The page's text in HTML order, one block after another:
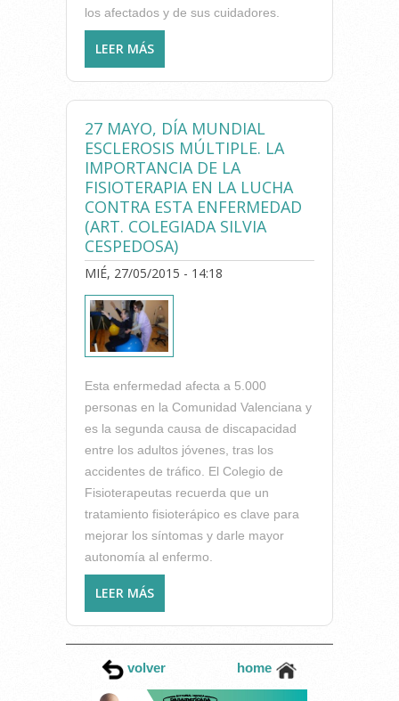
los afectados y de sus cuidadores.
LEER MÁS
DÍA MUNDIAL DEL
ALZHEIMER: EL PAPEL DE LA
COLEGIADO PACO LOZANO)
27 MAYO, DÍA MUNDIAL
ESCLEROSIS MÚLTIPLE. LA
IMPORTANCIA DE LA
FISIOTERAPIA EN LA LUCHA
CONTRA ESTA ENFERMEDAD
(ART. COLEGIADA SILVIA
CESPEDOSA)
MIÉ, 27/05/2015 - 14:18
Esta enfermedad afecta a 5.000
personas en la Comunidad Valenciana y
es la segunda causa de discapacidad
entre los adultos jóvenes, tras los
accidentes de tráfico. El Colegio de
Fisioterapeutas recuerda que un
tratamiento fisioterápico es clave para
mejorar los síntomas y darle mayor
autonomía al enfermo.
LEER MÁS
MUNDIAL ESCLEROSIS
LUCHA CONTRA ESTA
ENFERMEDAD (ART.
volver home